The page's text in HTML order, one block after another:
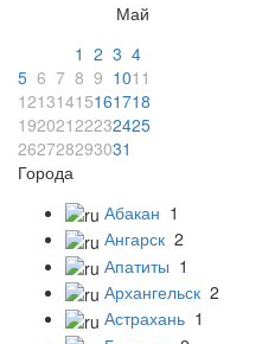
Май
1 2 3 4
5 6 7 8 9 1011
12131415161718
19202122232425
262728293031
Города
Абакан 1
Ангарск 2
Апатиты 1
Архангельск 2
Астрахань 1